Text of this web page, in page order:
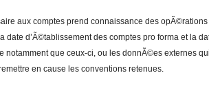
aux comptes prend connaissance des
date d’Ã©tablissement des comptes pro forma et la
notamment que ceux-ci, ou les donnÃ©es externes
en cause les conventions retenues.